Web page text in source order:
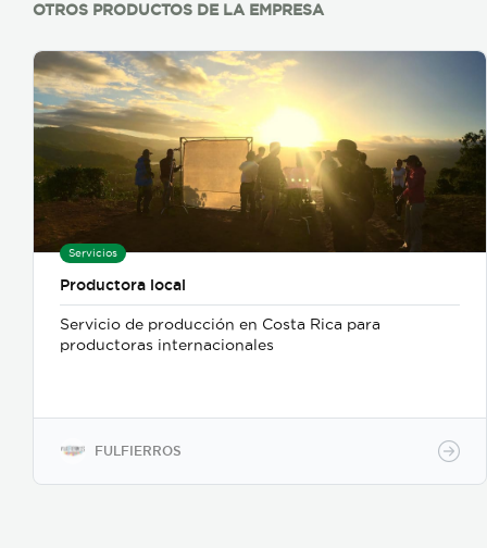
OTROS PRODUCTOS DE LA EMPRESA
Servicios
Productora local
Servicio de producción en Costa Rica para
productoras internacionales
FULFIERROS